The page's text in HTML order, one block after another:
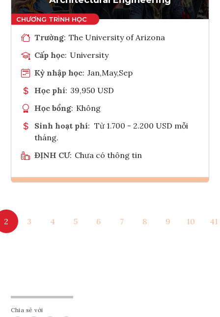
Trường: The University of Arizona
Cấp học: University
Kỳ nhập học: Jan,May,Sep
Học phí: 39,950 USD
Học bổng: Không
Sinh hoạt phí: Từ 1.700 - 2.200 USD mỗi
tháng.
ĐỊNH CƯ: Chưa có thông tin
Tham vấn Interlink
2 3 4 5 6 7 8 9 10 41
Chia sẻ với